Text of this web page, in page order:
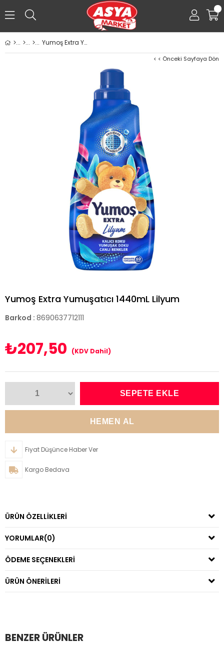
0
Yumoş Extra Yumuşatıcı 1440mL Lilyum
< < Önceki Sayfaya Dön
Yumoş Extra Yumuşatıcı 1440mL Lilyum
Barkod : 8690637712111
₺207,50 (KDV Dahil)
Fiyat Düşünce Haber Ver
Kargo Bedava
ÜRÜN ÖZELLIKLERI
YORUMLAR(0)
ÖDEME SEÇENEKLERI
ÜRÜN ÖNERILERI
BENZER ÜRÜNLER